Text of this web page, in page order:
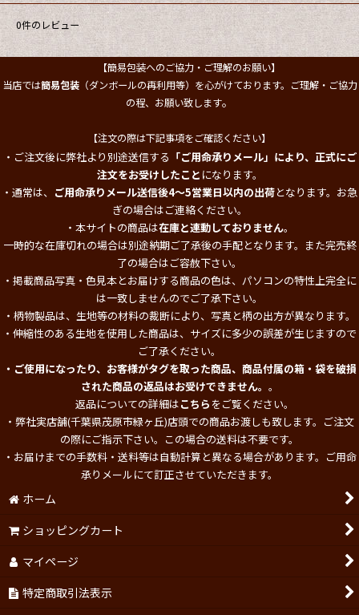
0件のレビュー
【簡易包装へのご協力・ご理解のお願い】
当店では簡易包装（ダンボールの再利用等）を心がけております。ご理解・ご協力
の程、お願い致します。
【注文の際は下記事項をご確認ください】
・ご注文後に弊社より別途送信する 「ご用命承りメール」により、正式にご
注文をお受けしたこと になります。
・通常は、 ご用命承りメール送信後4～5営業日以内の出荷となります。お急
ぎの場合はご連絡ください。
・本サイトの商品は在庫と連動しておりません。
一時的な在庫切れの場合は別途納期ご了承後の手配となります。また完売終
了の場合はご容赦下さい。
・掲載商品写真・色見本とお届けする商品の色は、パソコンの特性上完全に
は一致しませんのでご了承下さい。
・柄物製品は、生地等の材料の裁断により、写真と柄の出方が異なります。
・伸縮性のある生地を使用した商品は、サイズに多少の誤差が生じますので
ご了承ください。
・ご使用になったり、お客様がタグを取った商品、商品付属の箱・袋を破損
された商品の返品はお受けできません。 。
返品についての詳細はこちらをご覧ください。
・弊社実店舗(千葉県茂原市緑ヶ丘)店頭での商品お渡しも致します。ご注文
の際にご指示下さい。この場合の送料は不要です。
・お届けまでの手数料・送料等は自動計算と異なる場合があります。ご用命
承りメールにて訂正させていただきます。
ホーム
ショッピングカート
マイページ
特定商取引法表示